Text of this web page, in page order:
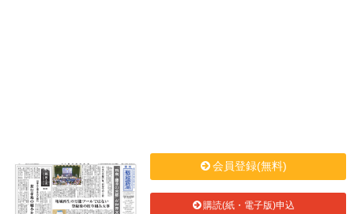
会員登録(無料)
購読(紙・電子版)申込